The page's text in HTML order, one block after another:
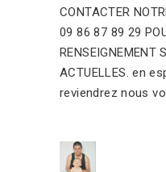
CONTACTER
09 86 87 89 29
RENSEIGNEMENT
ACTUELLES. en
reviendrez nous